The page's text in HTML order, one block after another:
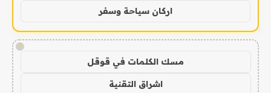
اركان سياحة وسفر
!
مسك الكلمات في قوقل
اشراق التقنية